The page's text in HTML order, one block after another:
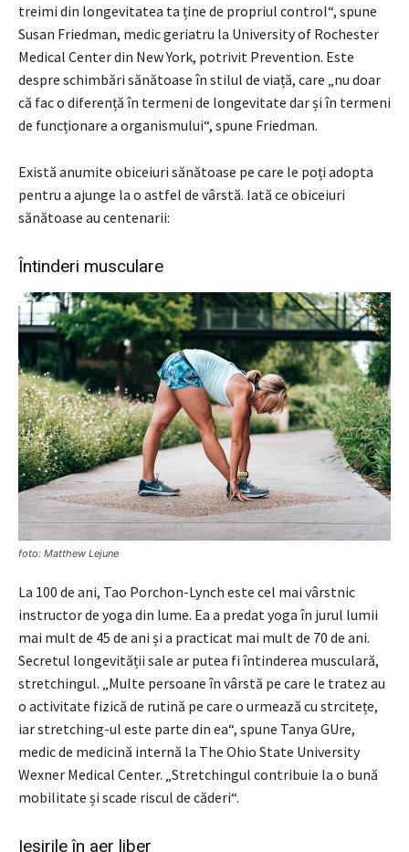
treimi din longevitatea ta ține de propriul control“, spune
Susan Friedman, medic geriatru la University of Rochester
Medical Center din New York, potrivit Prevention. Este
despre schimbări sănătoase în stilul de viață, care „nu doar
că fac o diferență în termeni de longevitate dar și în termeni
de funcționare a organismului“, spune Friedman.
Există anumite obiceiuri sănătoase pe care le poți adopta
pentru a ajunge la o astfel de vârstă. Iată ce obiceiuri
sănătoase au centenarii:
Întinderi musculare
foto: Matthew Lejune
La 100 de ani, Tao Porchon-Lynch este cel mai vârstnic
instructor de yoga din lume. Ea a predat yoga în jurul lumii
mai mult de 45 de ani și a practicat mai mult de 70 de ani.
Secretul longevității sale ar putea fi întinderea musculară,
stretchingul. „Multe persoane în vârstă pe care le tratez au
o activitate fizică de rutină pe care o urmează cu strcitețe,
iar stretching-ul este parte din ea“, spune Tanya GUre,
medic de medicină internă la The Ohio State University
Wexner Medical Center. „Stretchingul contribuie la o bună
mobilitate și scade riscul de căderi“.
Ieșirile în aer liber